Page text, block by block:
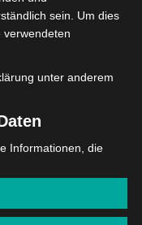
sein. Um dies
verwendeten
unter anderem
Informationen, die
angesehen, die
Zuordnung zu